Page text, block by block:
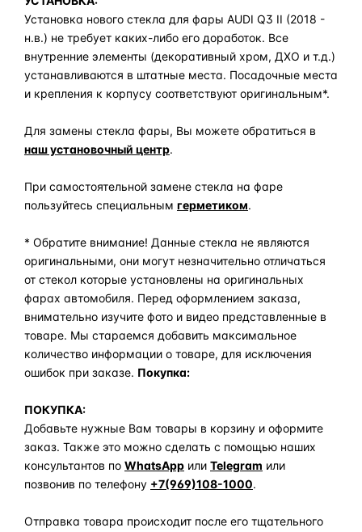
Установка нового стекла для фары AUDI Q3 II (2018 -
н.в.) не требует каких-либо его доработок. Все
внутренние элементы (декоративный хром, ДХО и т.д.)
устанавливаются в штатные места. Посадочные места
и крепления к корпусу соответствуют оригинальным*.
Для замены стекла фары, Вы можете обратиться в
наш установочный центр.
При самостоятельной замене стекла на фаре
пользуйтесь специальным герметиком.
* Обратите внимание! Данные стекла не являются
оригинальными, они могут незначительно отличаться
от стекол которые установлены на оригинальных
фарах автомобиля. Перед оформлением заказа,
внимательно изучите фото и видео представленные в
товаре. Мы стараемся добавить максимальное
количество информации о товаре, для исключения
ошибок при заказе. Покупка:
ПОКУПКА:
Добавьте нужные Вам товары в корзину и оформите
заказ. Также это можно сделать с помощью наших
консультантов по WhatsApp или Telegram или
позвонив по телефону +7(969)108-1000.
Отправка товара происходит после его тщательного